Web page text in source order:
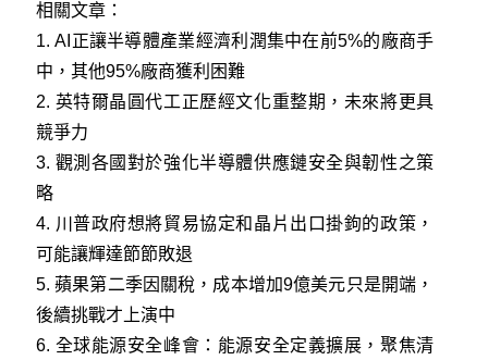
相關文章：
1.AI正讓半導體產業經濟利潤集中在前5%的廠商手
中，其他95%廠商獲利困難
2. 英特爾晶圓代工正歷經文化重整期，未來將更具
競爭力
3. 觀測各國對於強化半導體供應鏈安全與韌性之策
略
4. 川普政府想將貿易協定和晶片出口掛鉤的政策，
可能讓輝達節節敗退
5.蘋果第二季因關稅，成本增加9億美元只是開端，
後續挑戰才上演中
6. 全球能源安全峰會：能源安全定義擴展，聚焦清